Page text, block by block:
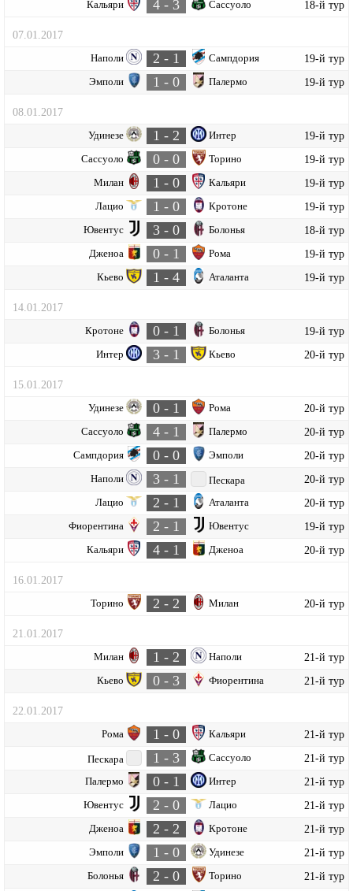
Кальяри 4 - 3 Сассуоло 18-й тур
07.01.2017
Наполи 2 - 1 Сампдория 19-й тур
Эмполи 1 - 0 Палермо 19-й тур
08.01.2017
Удинезе 1 - 2 Интер 19-й тур
Сассуоло 0 - 0 Торино 19-й тур
Милан 1 - 0 Кальяри 19-й тур
Лацио 1 - 0 Кротоне 19-й тур
Ювентус 3 - 0 Болонья 18-й тур
Дженоа 0 - 1 Рома 19-й тур
Кьево 1 - 4 Аталанта 19-й тур
14.01.2017
Кротоне 0 - 1 Болонья 19-й тур
Интер 3 - 1 Кьево 20-й тур
15.01.2017
Удинезе 0 - 1 Рома 20-й тур
Сассуоло 4 - 1 Палермо 20-й тур
Сампдория 0 - 0 Эмполи 20-й тур
Наполи 3 - 1 Пескара 20-й тур
Лацио 2 - 1 Аталанта 20-й тур
Фиорентина 2 - 1 Ювентус 19-й тур
Кальяри 4 - 1 Дженоа 20-й тур
16.01.2017
Торино 2 - 2 Милан 20-й тур
21.01.2017
Милан 1 - 2 Наполи 21-й тур
Кьево 0 - 3 Фиорентина 21-й тур
22.01.2017
Рома 1 - 0 Кальяри 21-й тур
Пескара 1 - 3 Сассуоло 21-й тур
Палермо 0 - 1 Интер 21-й тур
Ювентус 2 - 0 Лацио 21-й тур
Дженоа 2 - 2 Кротоне 21-й тур
Эмполи 1 - 0 Удинезе 21-й тур
Болонья 2 - 0 Торино 21-й тур